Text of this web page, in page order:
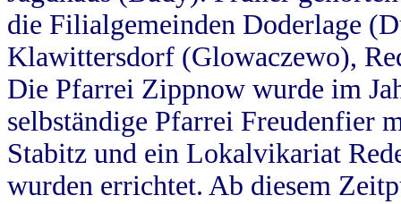
die Filialgemeinden Doderlage
Klawittersdorf (Glowaczewo),
Die Pfarrei Zippnow wurde im
selbständige Pfarrei Freudenfier
Stabitz und ein Lokalvikariat
wurden errichtet. Ab diesem